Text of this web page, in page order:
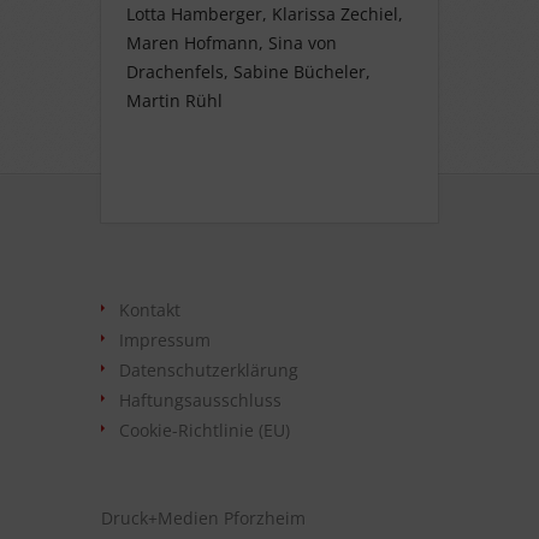
Lotta Hamberger, Klarissa Zechiel,
Maren Hofmann, Sina von
Drachenfels, Sabine Bücheler,
Martin Rühl
Kontakt
Impressum
Datenschutzerklärung
Haftungsausschluss
Cookie-Richtlinie (EU)
Druck+Medien Pforzheim